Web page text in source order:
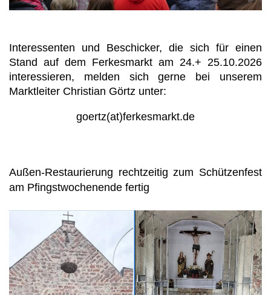
Interessenten und Beschicker, die sich für einen
Stand auf dem Ferkesmarkt am 24.+ 25.10.2026
interessieren, melden sich gerne bei unserem
Marktleiter Christian Görtz unter:
goertz(at)ferkesmarkt.de
Außen-Restaurierung rechtzeitig zum Schützenfest
am Pfingstwochenende fertig
Buchvorstellung "Samt und Seide" "Land und Leute"
Vom Brunnen zum Wasserspiel